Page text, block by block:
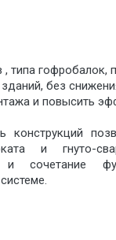
типа гофробалок,
без
и повысить
и гнуто-
и сочетание